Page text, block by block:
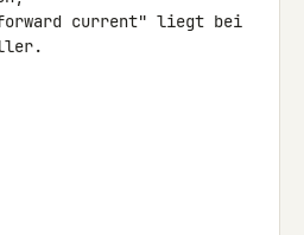
current" liegt bei